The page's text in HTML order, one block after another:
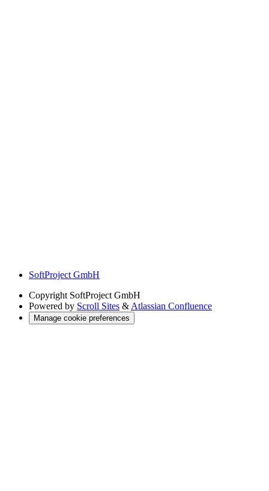
SoftProject GmbH
Copyright SoftProject GmbH
Powered by Scroll Sites & Atlassian Confluence
Manage cookie preferences